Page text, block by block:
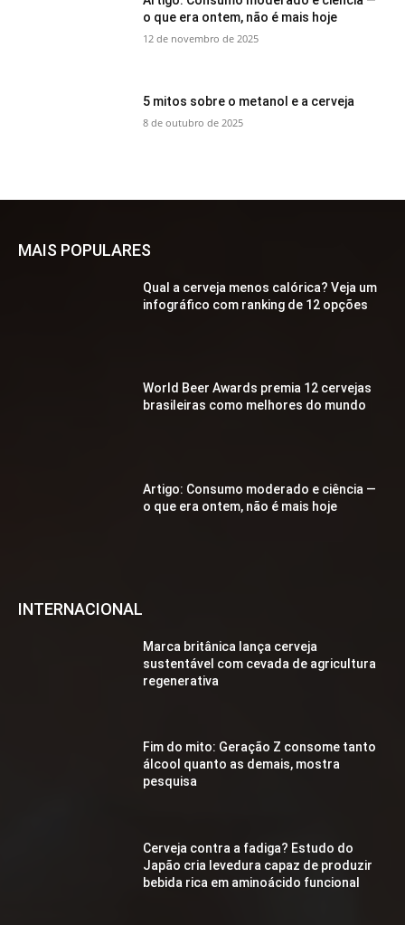
o que era ontem, não é mais hoje
12 de novembro de 2025
5 mitos sobre o metanol e a cerveja
8 de outubro de 2025
MAIS POPULARES
Qual a cerveja menos calórica? Veja um
infográfico com ranking de 12 opções
World Beer Awards premia 12 cervejas
brasileiras como melhores do mundo
Artigo: Consumo moderado e ciência —
o que era ontem, não é mais hoje
INTERNACIONAL
Marca britânica lança cerveja
sustentável com cevada de agricultura
regenerativa
Fim do mito: Geração Z consome tanto
álcool quanto as demais, mostra
pesquisa
Cerveja contra a fadiga? Estudo do
Japão cria levedura capaz de produzir
bebida rica em aminoácido funcional